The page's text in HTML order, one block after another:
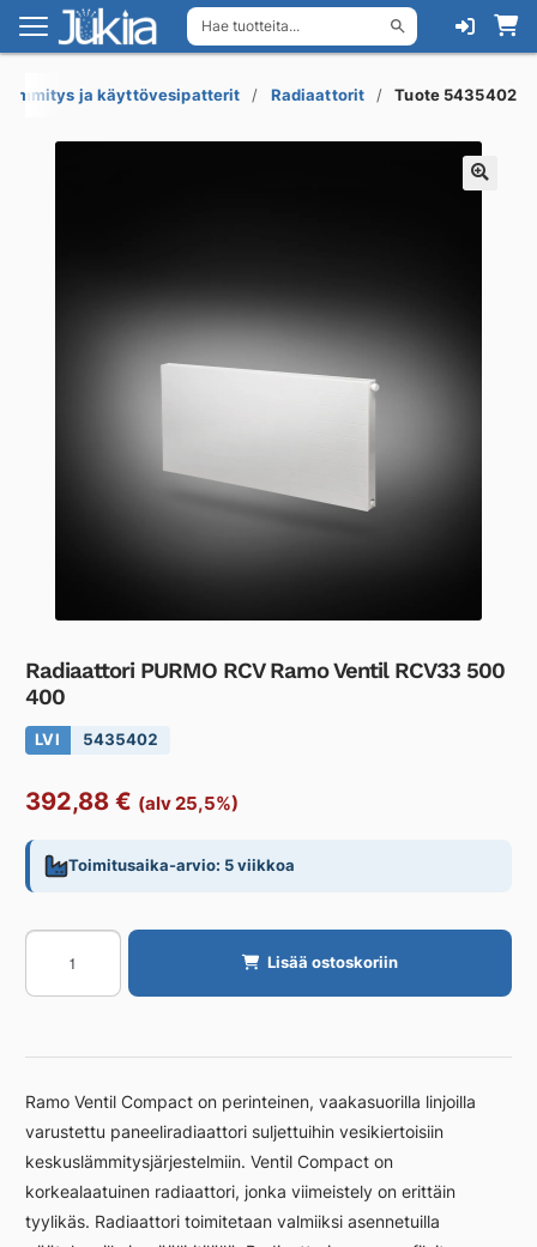
Hae tuotteita...
Siirry
navigointiin
Siirry
sisältöön
ja käyttövesipatterit Radiaattorit Tuote 5435402
Radiaattori PURMO RCV Ramo Ventil RCV33 500
400
LVI 5435402
392,88 € (alv 25,5%)
Toimitusaika-arvio: 5 viikkoa
Radiaattori
PURMO
RCV
Ventil
500
400
määrä
Lisää ostoskoriin
Ramo Ventil Compact on perinteinen, vaakasuorilla linjoilla
varustettu paneeliradiaattori suljettuihin vesikiertoisiin
keskuslämmitysjärjestelmiin. Ventil Compact on
korkealaatuinen radiaattori, jonka viimeistely on erittäin
tyylikäs. Radiaattori toimitetaan valmiiksi asennetuilla